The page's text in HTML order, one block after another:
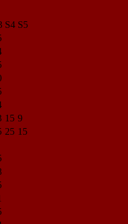
S4 S5
15 9
25 15